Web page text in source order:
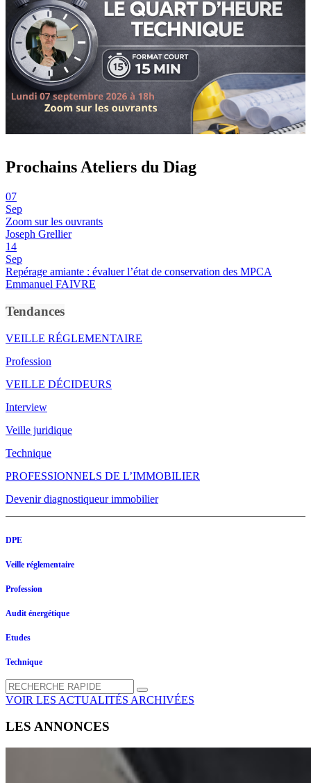
Prochains Ateliers du Diag
07
Sep
Zoom sur les ouvrants
Joseph Grellier
14
Sep
Repérage amiante : évaluer l’état de conservation des MPCA
Emmanuel FAIVRE
Tendances
VEILLE RÉGLEMENTAIRE
Profession
VEILLE DÉCIDEURS
Interview
Veille juridique
Technique
PROFESSIONNELS DE L’IMMOBILIER
Devenir diagnostiqueur immobilier
DPE
Veille réglementaire
Profession
Audit énergétique
Etudes
Technique
VOIR LES ACTUALITÉS ARCHIVÉES
LES ANNONCES